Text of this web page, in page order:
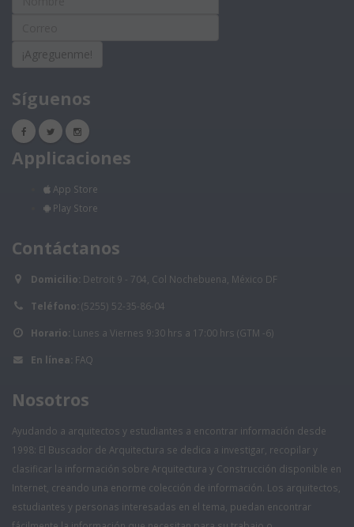
¡Agreguenme!
Síguenos
Applicaciones
App Store
Play Store
Contáctanos
Domicilio: Detroit 9 - 704, Col Nochebuena, México DF
Teléfono: (5255) 52-35-86-04
Horario: Lunes a Viernes 9:30 hrs a 17:00 hrs (GTM -6)
En línea: FAQ
Nosotros
Ayudando a arquitectos y estudiantes a encontrar información desde
1998: El Buscador de Arquitectura se dedica a investigar, recopilar y
clasificar la información sobre Arquitectura y Construcción disponible en
Internet, creando una enorme colección de información. Los arquitectos,
estudiantes y personas interesadas en el tema, puedan encontrar